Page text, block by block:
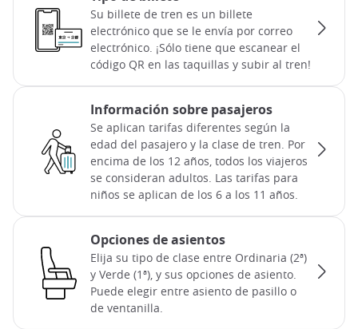
Su billete de tren es un billete
electrónico que se le envía por correo
electrónico. ¡Sólo tiene que escanear el
código QR en las taquillas y subir al tren!
Información sobre pasajeros
Se aplican tarifas diferentes según la
edad del pasajero y la clase de tren. Por
encima de los 12 años, todos los viajeros
se consideran adultos. Las tarifas para
niños se aplican de los 6 a los 11 años.
Opciones de asientos
Elija su tipo de clase entre Ordinaria (2ª)
y Verde (1ª), y sus opciones de asiento.
Puede elegir entre asiento de pasillo o
de ventanilla.